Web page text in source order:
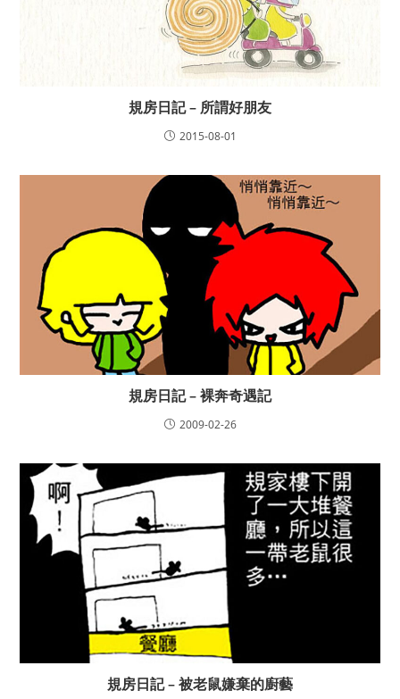
規房日記 – 所謂好朋友
2015-08-01
規房日記 – 裸奔奇遇記
2009-02-26
規房日記 – 被老鼠嫌棄的廚藝